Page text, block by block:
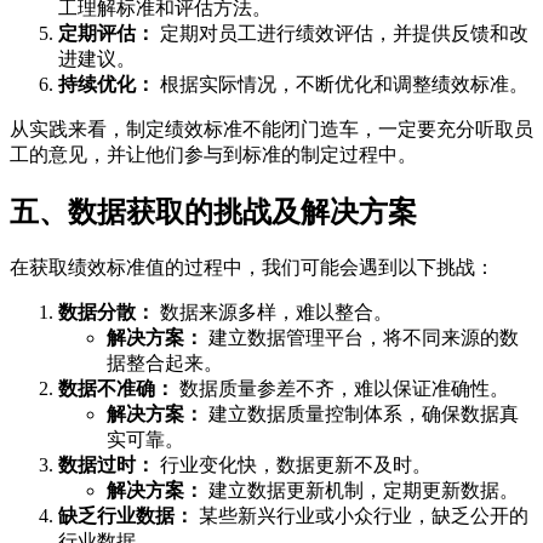
工理解标准和评估方法。
定期评估：
定期对员工进行绩效评估，并提供反馈和改
进建议。
持续优化： 根据实际情况，不断优化和调整绩效标准。
从实践来看，制定绩效标准不能闭门造车，一定要充分听取员
工的意见，并让他们参与到标准的制定过程中。
五、数据获取的挑战及解决方案
在获取绩效标准值的过程中，我们可能会遇到以下挑战：
数据分散： 数据来源多样，难以整合。
解决方案： 建立数据管理平台，将不同来源的数
据整合起来。
数据不准确： 数据质量参差不齐，难以保证准确性。
解决方案： 建立数据质量控制体系，确保数据真
实可靠。
数据过时： 行业变化快，数据更新不及时。
解决方案： 建立数据更新机制，定期更新数据。
缺乏行业数据： 某些新兴行业或小众行业，缺乏公开的